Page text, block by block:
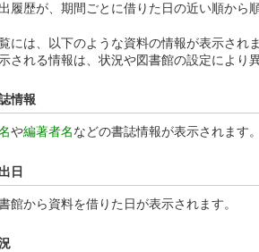
履歴が、期間ごとに借りた日の近い順から
には、以下のような資料の情報が表示されま
される情報は、状況や図書館の設定により
情報
や編著者名などの書誌情報が表示されます。
日
館から資料を借りた日が表示されます。